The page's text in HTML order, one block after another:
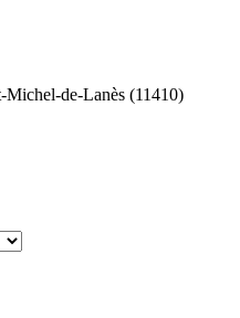
Michel-de-Lanès (11410)